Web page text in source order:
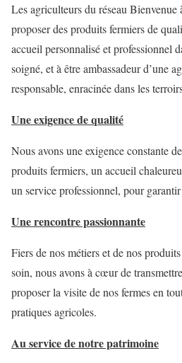
Les agriculteurs du réseau Bienvenue
proposer des produits fermiers de
accueil personnalisé et professionnel
soigné, et à être ambassadeur d’une
responsable, enracinée dans les
Une exigence de qualité
Nous avons une exigence constante
produits fermiers, un accueil
un service professionnel, pour
Une rencontre passionnante
Fiers de nos métiers et de nos
soin, nous avons à cœur de
proposer la visite de nos fermes en
pratiques agricoles.
Au service de notre patrimoine